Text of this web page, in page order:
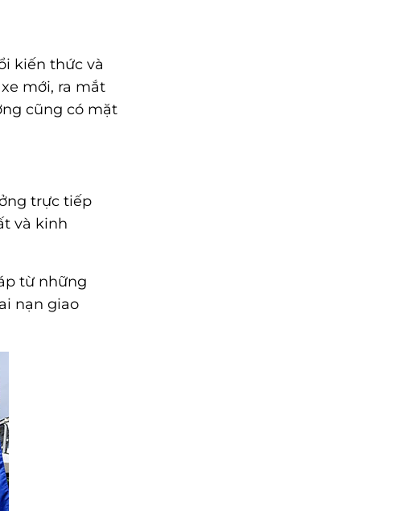
kiến thức và
mới, ra mắt
cũng có mặt
trực tiếp
và kinh
từ những
nạn giao